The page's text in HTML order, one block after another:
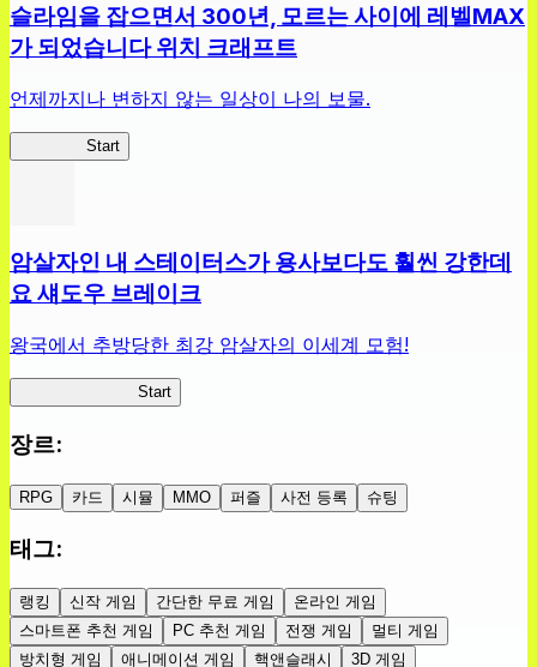
슬라임을 잡으면서 300년, 모르는 사이에 레벨MAX
가 되었습니다 위치 크래프트
언제까지나 변하지 않는 일상이 나의 보물.
Start
암살자인 내 스테이터스가 용사보다도 훨씬 강한데
요 섀도우 브레이크
왕국에서 추방당한 최강 암살자의 이세계 모험!
Start
장르:
RPG 카드 시뮬 MMO 퍼즐 사전 등록 슈팅
태그:
랭킹 신작 게임 간단한 무료 게임
온라인 게임
스마트폰 추천 게임
PC 추천 게임 전쟁 게임
멀티 게임
방치형 게임
애니메이션 게임 핵앤슬래시 3D 게임